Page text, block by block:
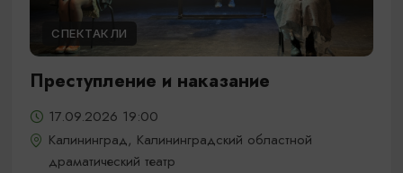
СПЕКТАКЛИ
Преступление и наказание
17.09.2026 19:00
Калининград, Калининградский областной
драматический театр